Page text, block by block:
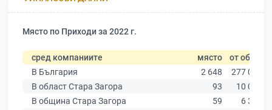
Място по Приходи за 2022 г.
сред компаниите място от общо
В България
2 648
277 019
В област Стара Загора
93
10 079
В община Стара Загора
59
6 309